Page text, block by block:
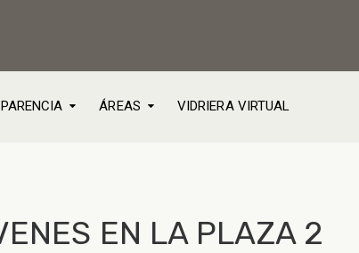
ÁREAS VIDRIERA VIRTUAL
EN LA PLAZA 2